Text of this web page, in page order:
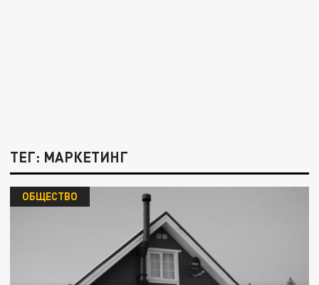
ТЕГ: МАРКЕТИНГ
ОБЩЕСТВО